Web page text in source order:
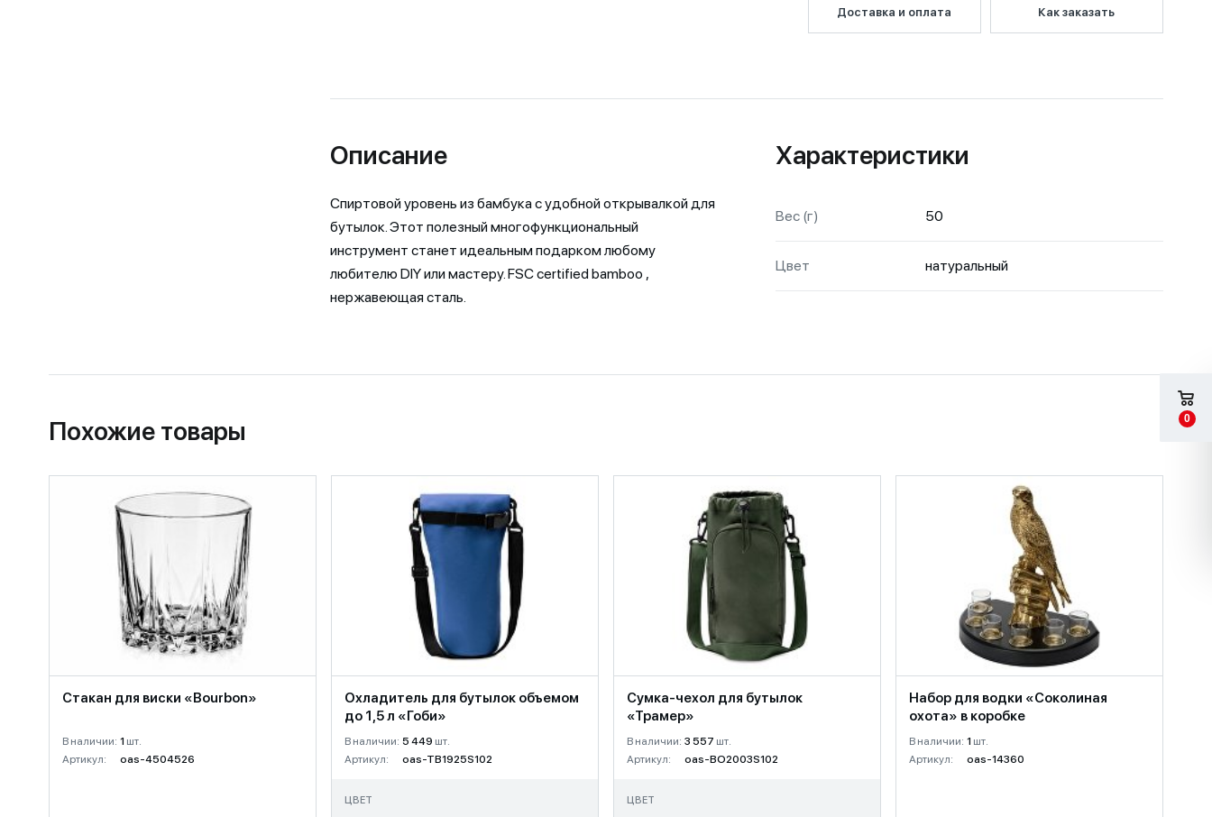
Доставка и оплата Как заказать
Описание
Спиртовой уровень из бамбука с удобной открывалкой для
бутылок. Этот полезный многофункциональный
инструмент станет идеальным подарком любому
любителю DIY или мастеру. FSC certified bamboo ,
нержавеющая сталь.
Характеристики
Вес (г) 50
Цвет натуральный
Похожие товары
Стакан для виски «Bourbon»
В наличии: 1 шт.
Артикул:
oas-4504526
Охладитель для бутылок объемом
до 1,5 л «Гоби»
В наличии: 5 449 шт.
Артикул:
oas-TB1925S102
ЦВЕТ
Сумка-чехол для бутылок
«Трамер»
В наличии: 3 557 шт.
Артикул:
oas-BO2003S102
ЦВЕТ
Набор для водки «Соколиная
охота» в коробке
В наличии: 1 шт.
Артикул:
oas-14360
0